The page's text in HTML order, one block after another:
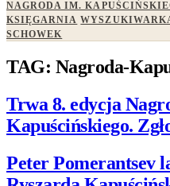
NAGRODA IM.
KSIĘGARNIA
SCHOWEK
TAG: Nagroda-
Trwa 8. edycja
Kapuścińskiego.
Peter Pomerantsev